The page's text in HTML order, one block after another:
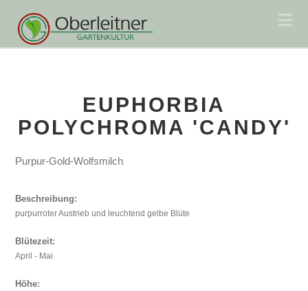
EUPHORBIA
POLYCHROMA 'CANDY'
Purpur-Gold-Wolfsmilch
Beschreibung:
purpurroter Austrieb und leuchtend gelbe Blüte
Blütezeit:
April - Mai
Höhe: